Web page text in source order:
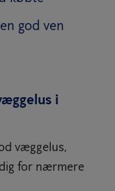
god ven
i
væggelus,
for nærmere